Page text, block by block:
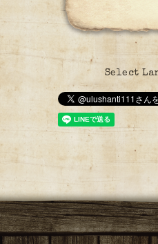
Select